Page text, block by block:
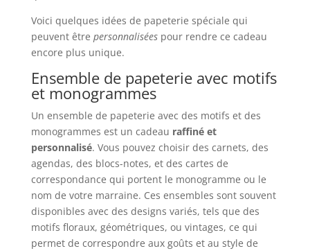
Voici quelques idées de papeterie spéciale qui
peuvent être personnaliséespour rendre ce cadeau
encore plus unique.
Ensemble de papeterie avec motifs
et monogrammes
Un ensemble de papeterie avec des motifs et des
monogrammes est un cadeau raffiné et
personnalisé. Vous pouvez choisir des carnets, des
agendas, des blocs-notes, et des cartes de
correspondance qui portent le monogramme ou le
nom de votre marraine. Ces ensembles sont souvent
disponibles avec des designs variés, tels que des
motifs floraux, géométriques, ou vintages, ce qui
permet de correspondre aux goûts et au style de